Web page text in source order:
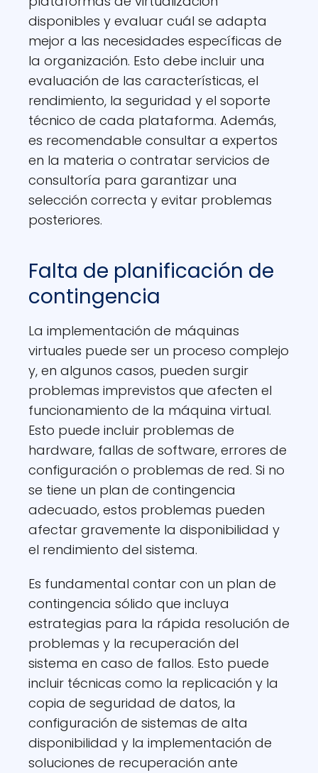
disponibles y evaluar cuál se adapta
mejor a las necesidades específicas de
la organización. Esto debe incluir una
evaluación de las características, el
rendimiento, la seguridad y el soporte
técnico de cada plataforma. Además,
es recomendable consultar a expertos
en la materia o contratar servicios de
consultoría para garantizar una
selección correcta y evitar problemas
posteriores.
Falta de planificación de
contingencia
La implementación de máquinas
virtuales puede ser un proceso complejo
y, en algunos casos, pueden surgir
problemas imprevistos que afecten el
funcionamiento de la máquina virtual.
Esto puede incluir problemas de
hardware, fallas de software, errores de
configuración o problemas de red. Si no
se tiene un plan de contingencia
adecuado, estos problemas pueden
afectar gravemente la disponibilidad y
el rendimiento del sistema.
Es fundamental contar con un plan de
contingencia sólido que incluya
estrategias para la rápida resolución de
problemas y la recuperación del
sistema en caso de fallos. Esto puede
incluir técnicas como la replicación y la
copia de seguridad de datos, la
configuración de sistemas de alta
disponibilidad y la implementación de
soluciones de recuperación ante